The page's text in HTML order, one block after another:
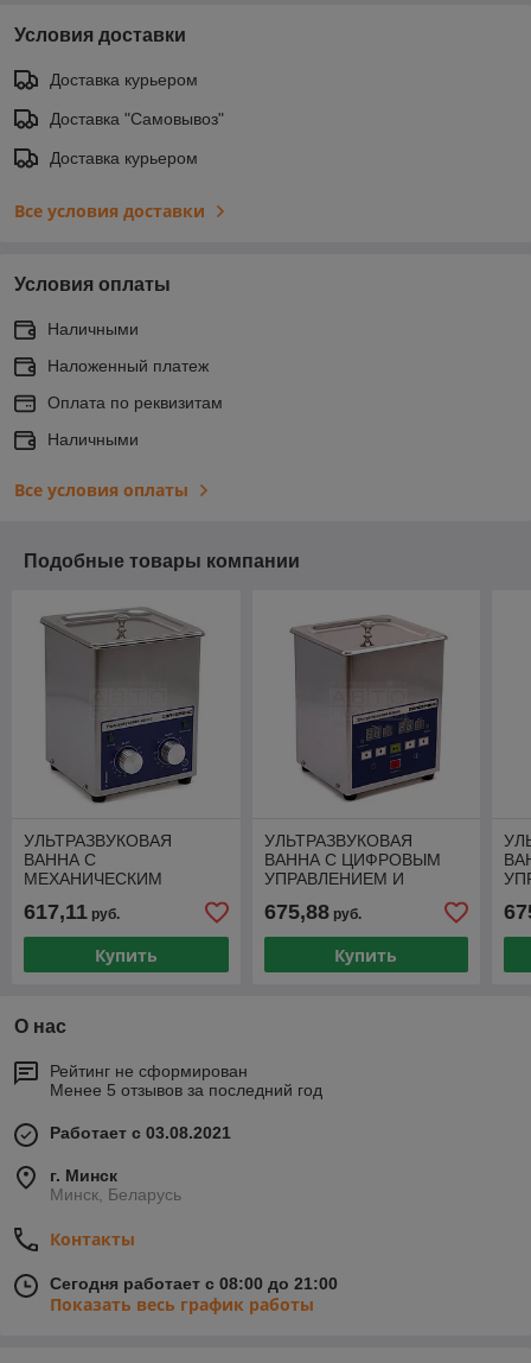
Условия доставки
Доставка курьером
Доставка "Самовывоз"
Доставка курьером
Все условия доставки
Условия оплаты
Наличными
Наложенный платеж
Оплата по реквизитам
Наличными
Все условия оплаты
Подобные товары компании
УЛЬТРАЗВУКОВАЯ
ВАННА С
МЕХАНИЧЕСКИМ
ПОДОГРЕВОМ, 1.3 Л
ОДА СЕРВИС ODA-MH13
617,11 руб.
Купить
УЛЬТРАЗВУКОВАЯ
ВАННА С ЦИФРОВЫМ
УПРАВЛЕНИЕМ И
ОДА СЕРВИС ODA-LQ13
675,88руб.
Купить
О нас
Рейтинг не сформирован
Менее 5 отзывов за последний год
Работает с 03.08.2021
г. Минск
Минск, Беларусь
Контакты
Сегодня работает с 08:00 до 21:00
Показать весь график работы